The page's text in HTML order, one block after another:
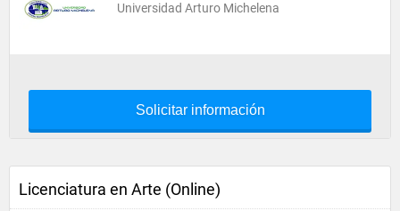
Universidad Arturo Michelena
Solicitar información
Licenciatura en Arte (Online)